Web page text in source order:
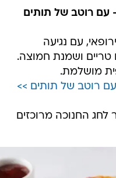
עם רוטב של תותים
עם נגיעה
טריים ושמנת חמוצה.
מושלמת.
רוטב של תותים >>
לחג החנוכה מרוכזים